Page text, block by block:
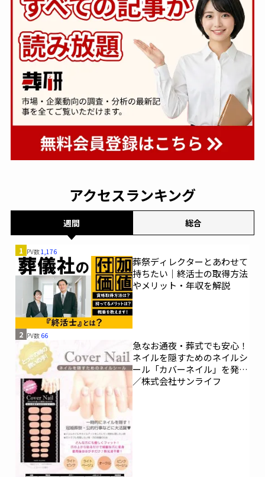
アクセスランキング
週間 総合
1 PV数1,176
葬祭ディレクターとあわせて
持ちたい｜終活士の取得方法
やメリット・年収を解説
2 PV数 66
急なお通夜・葬式でも安心！
ネイルを隠すためのネイルシ
ール「カバーネイル」を発売
／株式会社サンライフ